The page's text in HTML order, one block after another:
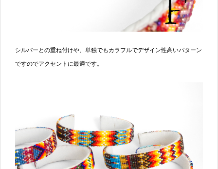
シルバーとの重ね付けや、単独でもカラフルでデザイン性高いパターン
ですのでアクセントに最適です。